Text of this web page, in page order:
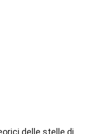
delle stelle di